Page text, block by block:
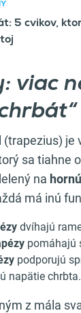
5 cvikov,
viac
(trapezius) je
sa tiahne
na
má inú
dvíhajú
pomáhajú
podporujú
napätie chrbta.
z mála